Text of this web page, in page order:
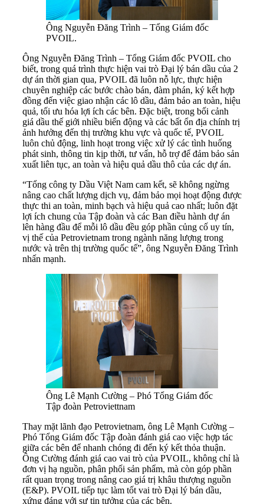
Ông Nguyễn Đăng Trình – Tổng Giám đốc
PVOIL.
Ông Nguyễn Đăng Trình – Tổng Giám đốc PVOIL cho
biết, trong quá trình thực hiện vai trò Đại lý bán dầu của 2
dự án thời gian qua, PVOIL đã luôn nỗ lực, thực hiện
chuyên nghiệp các bước chào bán, đàm phán, ký kết hợp
đồng đến việc giao nhận các lô dầu, đảm bảo an toàn, hiệu
quả, tối ưu hóa lợi ích các bên. Đặc biệt, trong bối cảnh
giá dầu thế giới nhiều biến động và các bất ổn địa chính trị
ảnh hưởng đến thị trường khu vực và quốc tế, PVOIL
luôn chủ động, linh hoạt trong việc xử lý các tình huống
phát sinh, thông tin kịp thời, tư vấn, hỗ trợ để đảm bảo sản
xuất liên tục, an toàn và hiệu quả dầu thô của các dự án.
“Tổng công ty Dầu Việt Nam cam kết, sẽ không ngừng
nâng cao chất lượng dịch vụ, đảm bảo mọi hoạt động được
thực thi an toàn, minh bạch và hiệu quả cao nhất; luôn đặt
lợi ích chung của Tập đoàn và các Ban điều hành dự án
lên hàng đầu để mỗi lô dầu đều góp phần củng cố uy tín,
vị thế của Petrovietnam trong ngành năng lượng trong
nước và trên thị trường quốc tế”, ông Nguyễn Đăng Trình
nhấn mạnh.
Ông Lê Mạnh Cường – Phó Tổng Giám đốc
Tập đoàn Petroviettnam
Thay mặt lãnh đạo Petrovietnam, ông Lê Mạnh Cường –
Phó Tổng Giám đốc Tập đoàn đánh giá cao việc hợp tác
giữa các bên để nhanh chóng đi đến ký kết thỏa thuận.
Ông Cường đánh giá cao vai trò của PVOIL, không chỉ là
đơn vị hạ nguồn, phân phối sản phẩm, mà còn góp phần
rất quan trọng trong nâng cao giá trị khâu thượng nguồn
(E&P). PVOIL tiếp tục làm tốt vai trò Đại lý bán dầu,
xứng đáng với sự tin tưởng của các bên.